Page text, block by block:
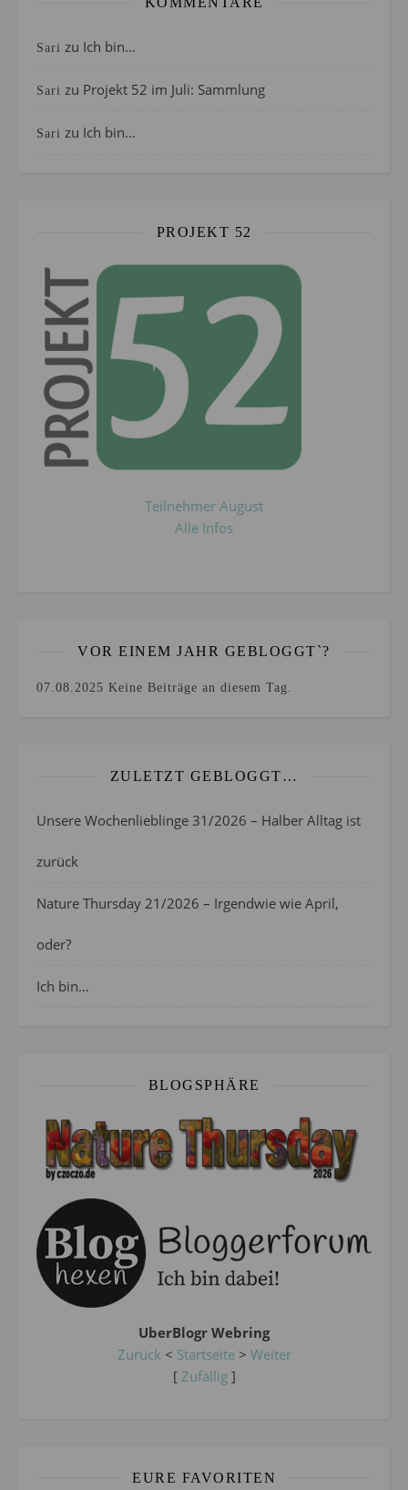
Sari zu Ich bin…
Sari zu Projekt 52 im Juli: Sammlung
Sari zu Ich bin…
PROJEKT 52
Teilnehmer August
Alle Infos
VOR EINEM JAHR GEBLOGGT`?
07.08.2025 Keine Beiträge an diesem Tag.
ZULETZT GEBLOGGT…
Unsere Wochenlieblinge 31/2026 – Halber Alltag ist
zurück
Nature Thursday 21/2026 – Irgendwie wie April,
oder?
Ich bin…
BLOGSPHÄRE
UberBlogr Webring
Zurück < Startseite> Weiter
[ Zufällig]
EURE FAVORITEN